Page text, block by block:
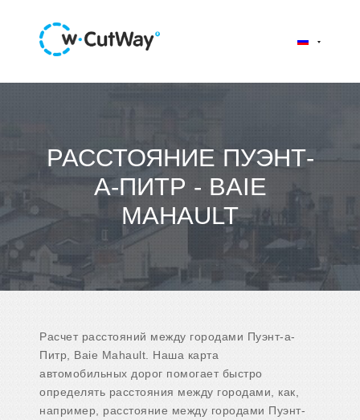
РАССТОЯНИЕ ПУЭНТ-
А-ПИТР - BAIE
MAHAULT
Расчет расстояний между городами Пуэнт-а-
Питр, Baie Mahault. Наша карта
автомобильных дорог помогает быстро
определять расстояния между городами, как,
например, расстояние между городами Пуэнт-